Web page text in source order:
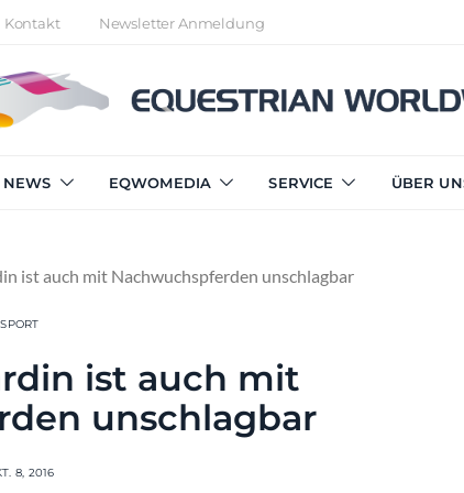
Kontakt Newsletter Anmeldung
NEWS EQWOMEDIA SERVICE ÜBER
ist auch mit Nachwuchspferden unschlagbar
SPORT
ist auch mit
unschlagbar
8, 2016